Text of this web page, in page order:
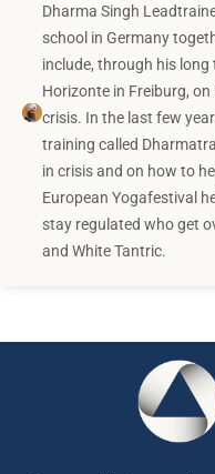
Dharma Singh
school in Germany
include, through his
Horizonte in Freiburg,
crisis. In the last few
training called
in crisis and on how to
European Yogafestival
stay regulated who get
and White Tantric.